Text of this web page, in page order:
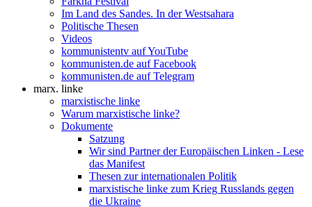
Im Land des Sandes. In der Westsahara
Politische Thesen
Videos
kommunistentv auf YouTube
kommunisten.de auf Facebook
kommunisten.de auf Telegram
marx. linke
marxistische linke
Warum marxistische linke?
Dokumente
Satzung
Wir sind Partner der Europäischen Linken - Lese
das Manifest
Thesen zur internationalen Politik
marxistische linke zum Krieg Russlands gegen
die Ukraine